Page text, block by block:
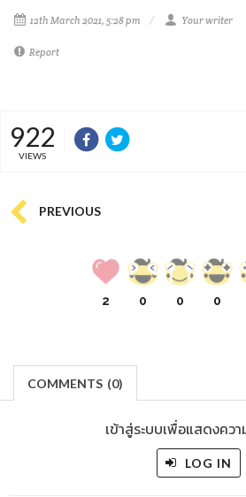
12th March 2021, 5:28 pm Your writer
Report
922
VIEWS
PREVIOUS
2 0 0 0
COMMENTS (0)
เข้าสู่ระบบเพื่อแสดงคว
LOG IN